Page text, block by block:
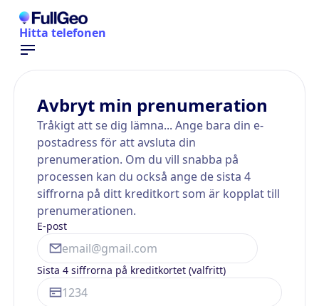
Hitta telefonen
Avbryt min prenumeration
Tråkigt att se dig lämna... Ange bara din e-
postadress för att avsluta din
prenumeration. Om du vill snabba på
processen kan du också ange de sista 4
siffrorna på ditt kreditkort som är kopplat till
prenumerationen.
E-post
Sista 4 siffrorna på kreditkortet (valfritt)